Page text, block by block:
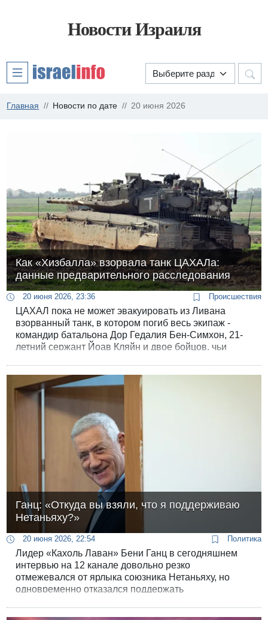
Новости Израиля
Главная Новости по дате 20 июня 2026
Как «Хизбалла» взорвала танк ЦАХАЛа:
данные предварительного расследования
20 июня 2026, 23:36 Происшествия
ЦАХАЛ пока не может эвакуировать из Ливана
взорванный танк, в котором погиб весь экипаж -
командир батальона Дор Гедалия Бен-Симхон, 21-
летний сержант Йоав Кляйн и двое бойцов, чьи
Ганц: «Откуда вы взяли, что я поддерживаю
Нетаньяху?»
20 июня 2026, 22:54 Политика
Лидер «Кахоль Лаван» Бени Ганц в сегодняшнем
интервью на 12 канале довольно резко
отмежевался от ярлыка союзника Нетаньяху, но
одновременно отказался поддержать